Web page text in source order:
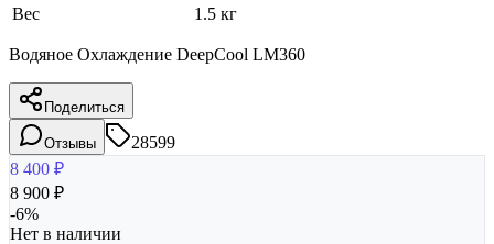
Вес
1.5 кг
Водяное Охлаждение DeepCool LM360
Поделиться
Отзывы
28599
8 400 ₽
8 900 ₽
-6%
Нет в наличии